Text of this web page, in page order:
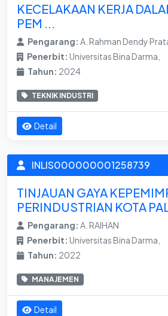
KECELAKAAN KERJA
PEM ...
Pengarang: A. Rahman Dendy
Penerbit: Universitas Bina Darma,
Tahun: 2024
TEKNIK INDUSTRI
Detail
INLIS000000001258739
TINJAUAN GAYA
PERINDUSTRIAN KOTA
Pengarang: A. RAIHAN
Penerbit: Universitas Bina Darma,
Tahun: 2022
MANAJEMEN
Detail